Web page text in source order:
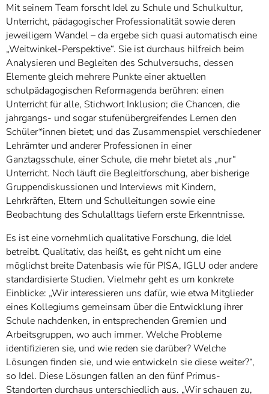
Mit seinem Team forscht Idel zu Schule und Schulkultur,
Unterricht, pädagogischer Professionalität sowie deren
jeweiligem Wandel – da ergebe sich quasi automatisch eine
„Weitwinkel-Perspektive“. Sie ist durchaus hilfreich beim
Analysieren und Begleiten des Schulversuchs, dessen
Elemente gleich mehrere Punkte einer aktuellen
schulpädagogischen Reformagenda berühren: einen
Unterricht für alle, Stichwort Inklusion; die Chancen, die
jahrgangs- und sogar stufenübergreifendes Lernen den
Schüler*innen bietet; und das Zusammenspiel verschiedener
Lehrämter und anderer Professionen in einer
Ganztagsschule, einer Schule, die mehr bietet als „nur“
Unterricht. Noch läuft die Begleitforschung, aber bisherige
Gruppendiskussionen und Interviews mit Kindern,
Lehrkräften, Eltern und Schulleitungen sowie eine
Beobachtung des Schulalltags liefern erste Erkenntnisse.
Es ist eine vornehmlich qualitative Forschung, die Idel
betreibt. Qualitativ, das heißt, es geht nicht um eine
möglichst breite Datenbasis wie für PISA, IGLU oder andere
standardisierte Studien. Vielmehr geht es um konkrete
Einblicke: „Wir interessieren uns dafür, wie etwa Mitglieder
eines Kollegiums gemeinsam über die Entwicklung ihrer
Schule nachdenken, in entsprechenden Gremien und
Arbeitsgruppen, wo auch immer. Welche Probleme
identifizieren sie, und wie reden sie darüber? Welche
Lösungen finden sie, und wie entwickeln sie diese weiter?“,
so Idel. Diese Lösungen fallen an den fünf Primus-
Standorten durchaus unterschiedlich aus. „Wir schauen zu,